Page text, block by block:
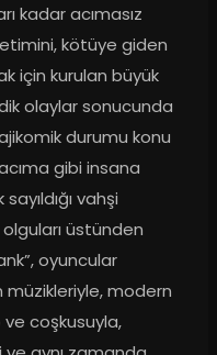
kadar acımasız
kötüye giden
için kurulan büyük
olaylar sonucunda
durumu konu
gibi insana
vahşi
üstünden
oyuncular
müzikleriyle, modern
ve coşkusuyla,